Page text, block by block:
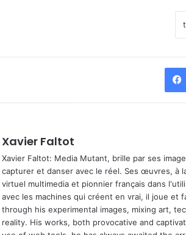
Xavier Faltot
Xavier Faltot: Media Mutant, brille par ses
capturer et danser avec le réel. Ses œuvres, à
virtuel multimedia et pionnier français dans
avec les machines qui créent en vrai, il joue et
through his experimental images, mixing art,
reality. His works, both provocative and